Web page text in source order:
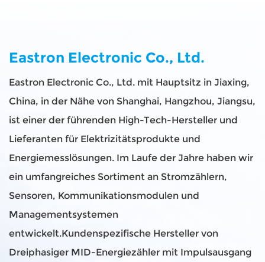
Eastron Electronic Co., Ltd.
Eastron Electronic Co., Ltd. mit Hauptsitz in Jiaxing,
China, in der Nähe von Shanghai, Hangzhou, Jiangsu,
ist einer der führenden High-Tech-Hersteller und
Lieferanten für Elektrizitätsprodukte und
Energiemesslösungen. Im Laufe der Jahre haben wir
ein umfangreiches Sortiment an Stromzählern,
Sensoren, Kommunikationsmodulen und
Managementsystemen
entwickelt.Kundenspezifische Hersteller von
Dreiphasiger MID-Energiezähler mit Impulsausgang